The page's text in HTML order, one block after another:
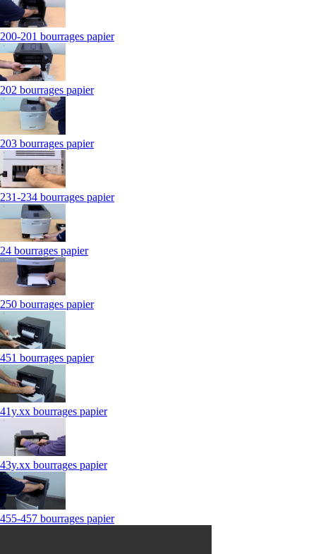
200-201 bourrages papier
202 bourrages papier
203 bourrages papier
231-234 bourrages papier
24 bourrages papier
250 bourrages papier
451 bourrages papier
41y.xx bourrages papier
43y.xx bourrages papier
455-457 bourrages papier